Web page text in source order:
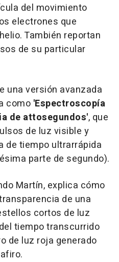
del movimiento
electrones que
También reportan
de su particular
una versión avanzada
como 'Espectroscopía
de attosegundos', que
de luz visible y
de tiempo ultrarrápida
parte de segundo).
Martín, explica cómo
de una
cortos de luz
tiempo transcurrido
de luz roja generado